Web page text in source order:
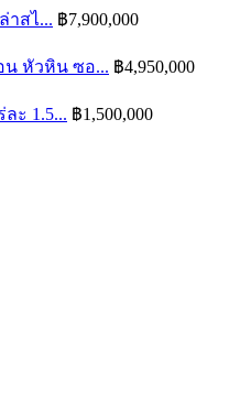
าสไ... ฿7,900,000
น หัวหิน ซอ... ฿4,950,000
ะ 1.5... ฿1,500,000